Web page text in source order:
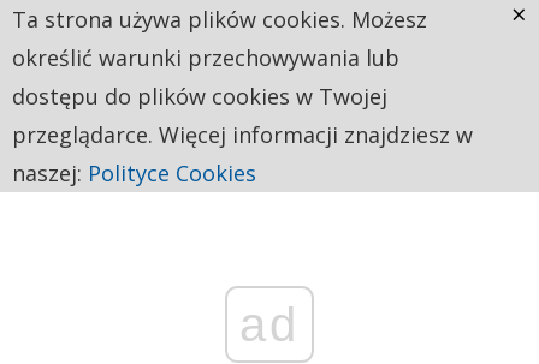
ad
Ta strona używa plików cookies. Możesz
określić warunki przechowywania lub
dostępu do plików cookies w Twojej
przeglądarce. Więcej informacji znajdziesz w
naszej: Polityce Cookies
×